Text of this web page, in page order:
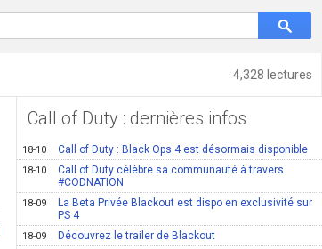
4,328 lectures
Call of Duty : dernières infos
18-10 Call of Duty : Black Ops 4 est désormais disponible
18-10
Call of Duty célèbre sa communauté à travers
#CODNATION
18-09
La Beta Privée Blackout est dispo en exclusivité sur
PS 4
18-09 Découvrez le trailer de Blackout